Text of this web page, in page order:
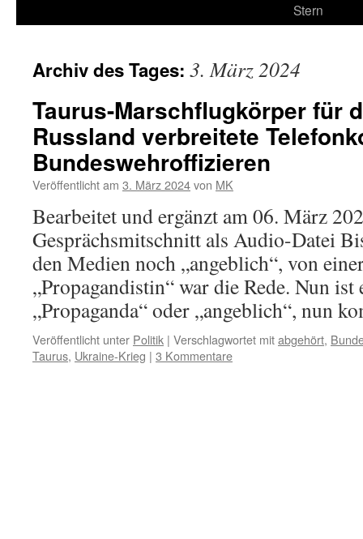
Stern
Archiv des Tages: 3. März 2024
Taurus-Marschflugkörper für
Russland verbreitete
Bundeswehroffizieren
Veröffentlicht am 3. März 2024von MK
Bearbeitet und ergänzt am 06. März
Gesprächsmitschnitt als Audio-Datei
den Medien noch „angeblich“, von
„Propagandistin“ war die Rede. Nun
„Propaganda“ oder „angeblich“, nun
Veröffentlicht unter Politik | Verschlagwortet mitabgehört,
Taurus, Ukraine-Krieg | 3 Kommentare